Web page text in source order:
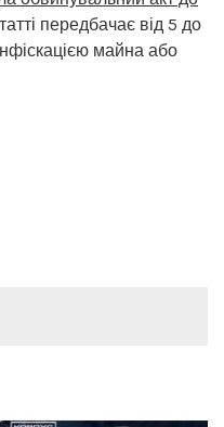
передбачає від 5 до
майна або